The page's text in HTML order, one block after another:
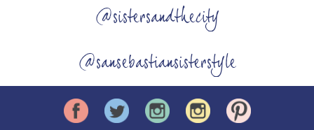
@sistersandthecity
@sansebastiansisterstyle